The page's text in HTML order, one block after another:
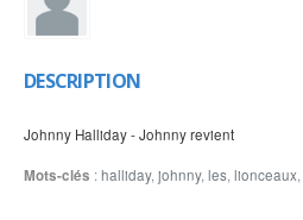
DESCRIPTION
Johnny Halliday - Johnny revient
Mots-clés :halliday, johnny, les, lionceaux,